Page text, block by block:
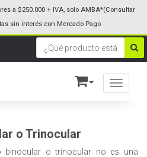
Toggle
a $250.000 + IVA, solo AMBA*(Consultar
sin interés con Mercado Pago
o Trinocular
binocular o trinocular no es una